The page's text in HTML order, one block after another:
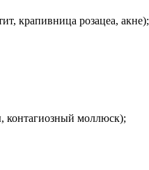
крапивница розацеа, акне);
контагиозный моллюск);